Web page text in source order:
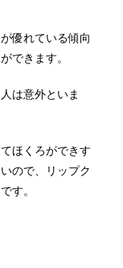
優れている傾向
できます。
は意外といま
ほくろができす
ので、リップク
す。